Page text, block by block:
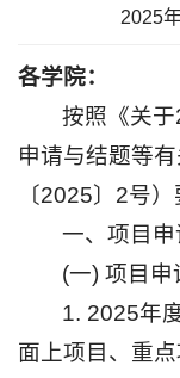
2025
各学院：
按照《关
申请与结题等
〔2025〕2号
一、项目申
(一) 项目申
1. 2025年
面上项目、重